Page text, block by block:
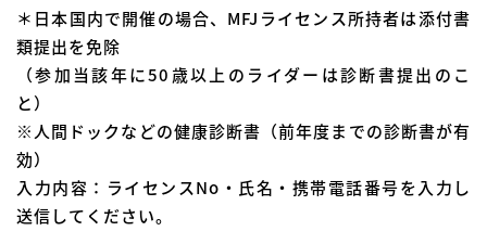
＊日本国内で開催の場合、MFJライセンス所持者は添付書
類提出を免除
（参加当該年に50歳以上のライダーは診断書提出のこ
と）
※人間ドックなどの健康診断書（前年度までの診断書が有
効）
入力内容：ライセンスNo・氏名・携帯電話番号を入力し
送信してください。